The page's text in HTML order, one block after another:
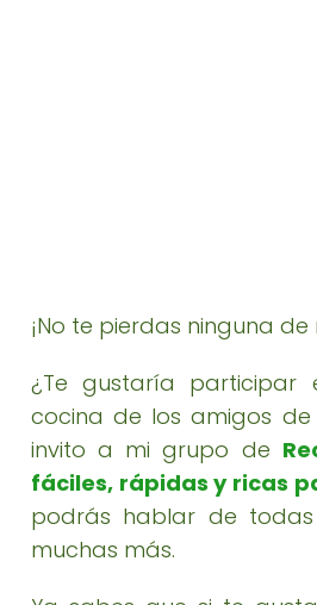
¡No te pierdas ninguna de
¿Te gustaría participar
cocina de los amigos
invito a mi grupo de
fáciles, rápidas y ricas
podrás hablar de
muchas más.